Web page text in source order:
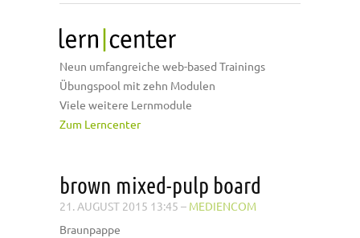
Neun umfangreiche web-based Trainings
Übungspool mit zehn Modulen
Viele weitere Lernmodule
Zum Lerncenter
brown mixed-pulp board
21. AUGUST 2015 13:45 – MEDIENCOM
Braunpappe